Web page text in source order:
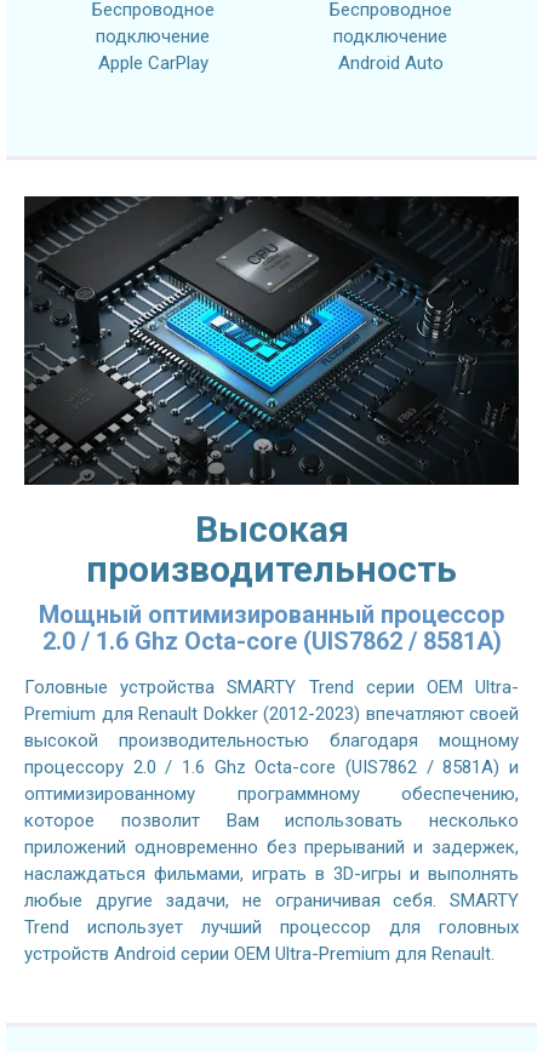
Беспроводное
подключение
Apple CarPlay
Беспроводное
подключение
Android Auto
Высокая
производительность
Мощный оптимизированный процессор
2.0 / 1.6 Ghz Octa-core (UIS7862 / 8581A)
Головные устройства SMARTY Trend серии OEM Ultra-
Premium для Renault Dokker (2012-2023) впечатляют своей
высокой производительностью благодаря мощному
процессору 2.0 / 1.6 Ghz Octa-core (UIS7862 / 8581A) и
оптимизированному программному обеспечению,
которое позволит Вам использовать несколько
приложений одновременно без прерываний и задержек,
наслаждаться фильмами, играть в 3D-игры и выполнять
любые другие задачи, не ограничивая себя. SMARTY
Trend использует лучший процессор для головных
устройств Android серии OEM Ultra-Premium для Renault.